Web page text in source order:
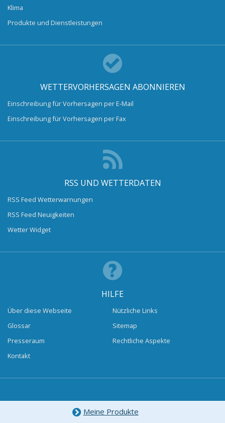
Klima
Produkte und Dienstleistungen
WETTERVORHERSAGEN ABONNIEREN
Einschreibung für Vorhersagen per E-Mail
Einschreibung für Vorhersagen per Fax
RSS UND WETTERDATEN
RSS Feed Wetterwarnungen
RSS Feed Neuigkeiten
Wetter Widget
HILFE
Über diese Webseite
Glossar
Presseraum
Kontakt
Nützliche Links
Sitemap
Rechtliche Aspekte
Meine Produkte